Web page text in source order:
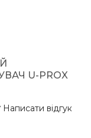
U-PROX
Написати відгук